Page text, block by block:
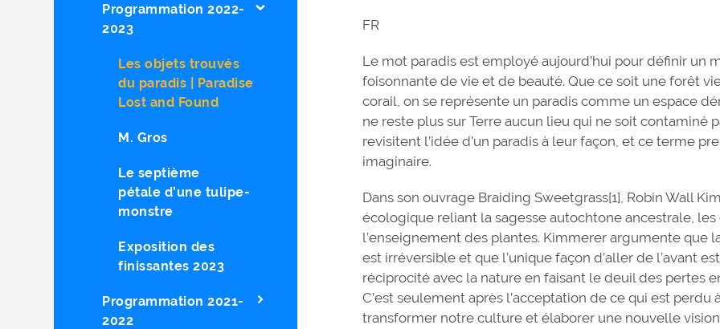
Programmation 2022-
2023
Les objets trouvés
du paradis | Paradise
Lost and Found
M. Gros
Le septième
pétale d’une tulipe-
monstre
Exposition des
finissantes 2023
Programmation 2021-
2022
FR
Le mot paradis est employé aujourd’hui pour définir un
foisonnante de vie et de beauté. Que ce soit une forêt
corail, on se représente un paradis comme un espace
ne reste plus sur Terre aucun lieu qui ne soit contaminé
revisitent l’idée d’un paradis à leur façon, et ce terme
imaginaire.
Dans son ouvrage Braiding Sweetgrass[1], Robin Wall
écologique reliant la sagesse autochtone ancestrale,
l’enseignement des plantes. Kimmerer argumente que
est irréversible et que l’unique façon d’aller de l’avant
réciprocité avec la nature en faisant le deuil des pertes
C’est seulement après l’acceptation de ce qui est
transformer notre culture et élaborer une nouvelle